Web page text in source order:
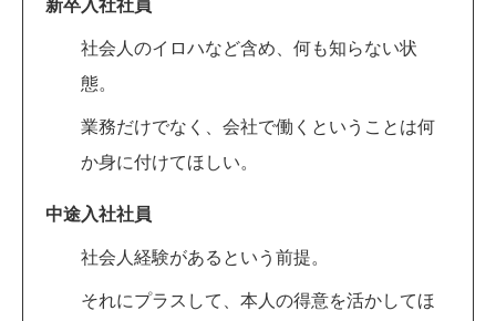
社会人のイロハなど含め、何も知らない状
態。
業務だけでなく、会社で働くということは何
か身に付けてほしい。
中途入社社員
社会人経験があるという前提。
それにプラスして、本人の得意を活かしてほ